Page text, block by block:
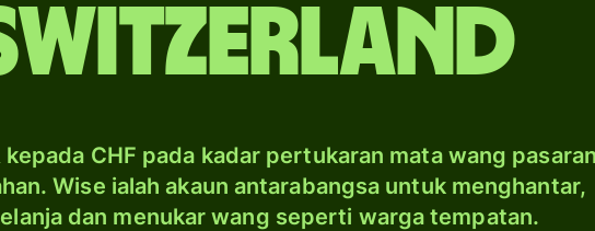
kepada CHF pada kadar pertukaran mata wang pasaran
Wise ialah akaun antarabangsa untuk menghantar,
dan menukar wang seperti warga tempatan.